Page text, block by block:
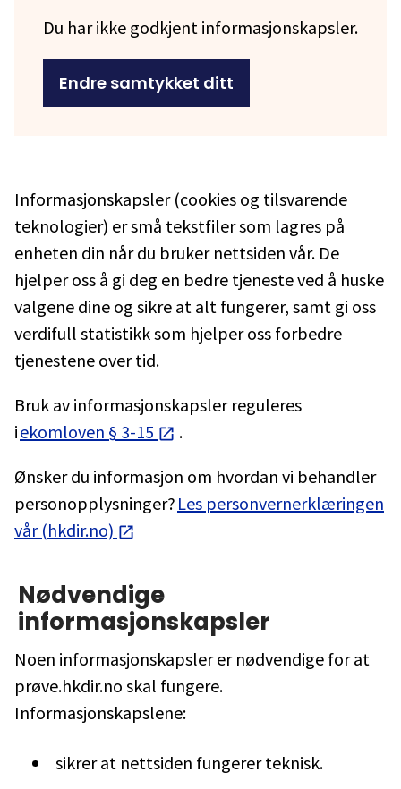
Du har ikke godkjent informasjonskapsler.
Endre samtykket ditt
Informasjonskapsler (cookies og tilsvarende
teknologier) er små tekstfiler som lagres på
enheten din når du bruker nettsiden vår. De
hjelper oss å gi deg en bedre tjeneste ved å huske
valgene dine og sikre at alt fungerer, samt gi oss
verdifull statistikk som hjelper oss forbedre
tjenestene over tid.
Bruk av informasjonskapsler reguleres
iekomloven § 3-15
.
Ønsker du informasjon om hvordan vi behandler
personopplysninger? Les personvernerklæringen
vår (hkdir.no)
Nødvendige
informasjonskapsler
Noen informasjonskapsler er nødvendige for at
prøve.hkdir.no skal fungere.
Informasjonskapslene:
sikrer at nettsiden fungerer teknisk.